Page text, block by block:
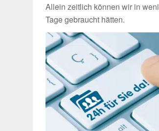
Allein zeitlich können wir in
Tage gebraucht hätten.